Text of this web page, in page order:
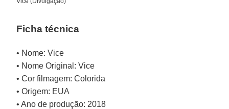
Ficha técnica
• Nome: Vice
• Nome Original: Vice
• Cor filmagem: Colorida
• Origem: EUA
• Ano de produção: 2018